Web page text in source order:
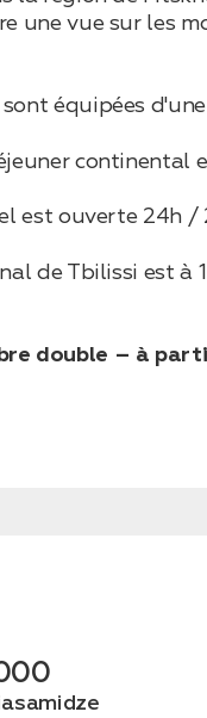
une vue sur les
équipées
continental
est ouverte 24h
de Tbilissi est à
double – à
мы могли